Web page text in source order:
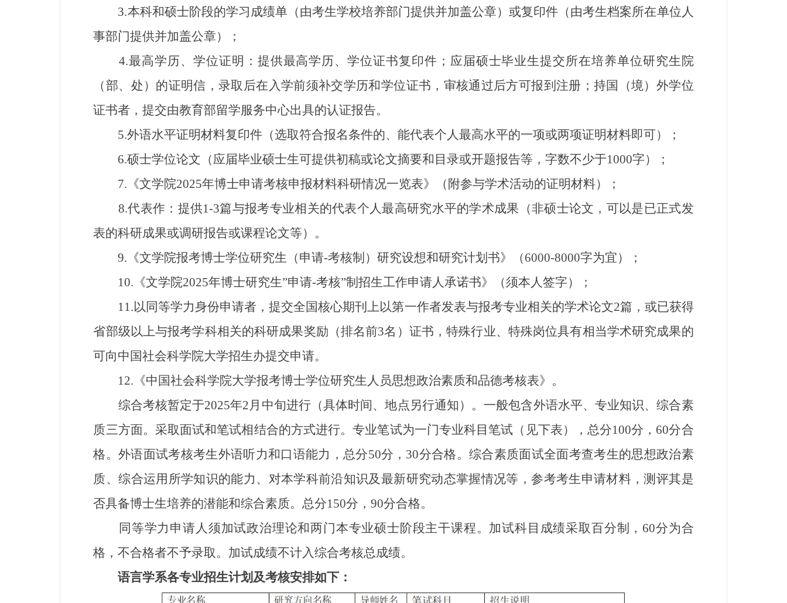
3.本科和硕士阶段的学习成绩单（由考生学校培养部门提供并加盖公章）或复印件（由考生档案所在单位人
事部门提供并加盖公章）；
4.最高学历、学位证明：提供最高学历、学位证书复印件；应届硕士毕业生提交所在培养单位研究生院
（部、处）的证明信，录取后在入学前须补交学历和学位证书，审核通过后方可报到注册；持国（境）外学位
证书者，提交由教育部留学服务中心出具的认证报告。
5.外语水平证明材料复印件（选取符合报名条件的、能代表个人最高水平的一项或两项证明材料即可）；
6.硕士学位论文（应届毕业硕士生可提供初稿或论文摘要和目录或开题报告等，字数不少于1000字）；
7.《文学院2025年博士申请考核申报材料科研情况一览表》（附参与学术活动的证明材料）；
8.代表作：提供1-3篇与报考专业相关的代表个人最高研究水平的学术成果（非硕士论文，可以是已正式发
表的科研成果或调研报告或课程论文等）。
9.《文学院报考博士学位研究生（申请-考核制）研究设想和研究计划书》（6000-8000字为宜）；
10.《文学院2025年博士研究生”申请-考核”制招生工作申请人承诺书》（须本人签字）；
11.以同等学力身份申请者，提交全国核心期刊上以第一作者发表与报考专业相关的学术论文2篇，或已获得
省部级以上与报考学科相关的科研成果奖励（排名前3名）证书，特殊行业、特殊岗位具有相当学术研究成果的
可向中国社会科学院大学招生办提交申请。
12.《中国社会科学院大学报考博士学位研究生人员思想政治素质和品德考核表》。
综合考核暂定于2025年2月中旬进行（具体时间、地点另行通知）。一般包含外语水平、专业知识、综合素
质三方面。采取面试和笔试相结合的方式进行。专业笔试为一门专业科目笔试（见下表），总分100分，60分合
格。外语面试考核考生外语听力和口语能力，总分50分，30分合格。综合素质面试全面考查考生的思想政治素
质、综合运用所学知识的能力、对本学科前沿知识及最新研究动态掌握情况等，参考考生申请材料，测评其是
否具备博士生培养的潜能和综合素质。总分150分，90分合格。
同等学力申请人须加试政治理论和两门本专业硕士阶段主干课程。加试科目成绩采取百分制，60分为合
格，不合格者不予录取。加试成绩不计入综合考核总成绩。
语言学系各专业招生计划及考核安排如下：